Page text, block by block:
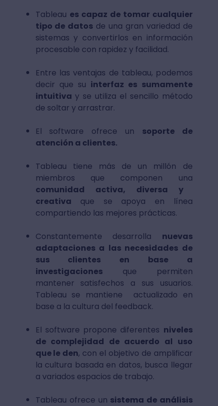
Tableau es capaz de tomar cualquier
tipo de datos de una gran variedad de
sistemas y convertirlos en información
procesable con rapidez y facilidad.
Entre las ventajas de tableau, podemos
decir que su interfaz es sumamente
intuitiva y se utiliza el sencillo método
de soltar y arrastrar.
El software ofrece un soporte de
atención a clientes.
Tableau tiene más de un millón de
miembros que componen una
comunidad activa, diversa y
creativa que se apoya en línea
compartiendo las mejores prácticas.
Constantemente desarrolla nuevas
adaptaciones a las necesidades de
sus clientes en base a
investigacionesque permiten
mantener satisfechos a sus usuarios.
Tableau se mantiene actualizado en
base a la cultura del feedback.
El software propone diferentes niveles
de complejidad de acuerdo al uso
que le den, con el objetivo de amplificar
la cultura basada en datos, busca llegar
a variados espacios de trabajo.
Tableau ofrece un sistema de análisis